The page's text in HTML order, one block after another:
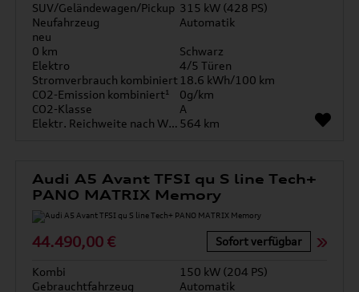
SUV/Geländewagen/Pickup 315 kW (428 PS)
Neufahrzeug
Automatik
neu
0 km
Schwarz
Elektro
4/5 Türen
Stromverbrauch kombiniert 18.6 kWh/100 km
CO2-Emission kombiniert¹
0g/km
CO2-Klasse
A
Elektr. Reichweite nach WLTP* 564 km
Audi A5 Avant TFSI qu S line Tech+
PANO MATRIX Memory
44.490,00 € Sofort verfügbar
Kombi
150 kW (204 PS)
Gebrauchtfahrzeug
Automatik